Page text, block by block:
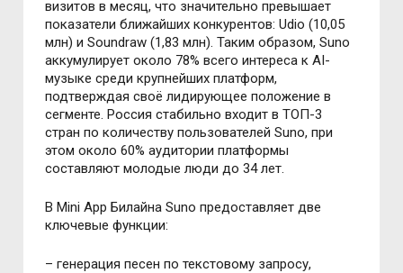
визитов в месяц, что значительно превышает
показатели ближайших конкурентов: Udio (10,05
млн) и Soundraw (1,83 млн). Таким образом, Suno
аккумулирует около 78% всего интереса к AI-
музыке среди крупнейших платформ,
подтверждая своё лидирующее положение в
сегменте. Россия стабильно входит в ТОП-3
стран по количеству пользователей Suno, при
этом около 60% аудитории платформы
составляют молодые люди до 34 лет.
В Mini App Билайна Suno предоставляет две
ключевые функции:
– генерация песен по текстовому запросу,